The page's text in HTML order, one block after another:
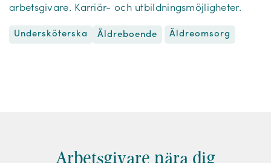
arbetsgivare. Karriär- och utbildningsmöjligheter.
Undersköterska Äldreboende Äldreomsorg
Arbetsgivare nära dig